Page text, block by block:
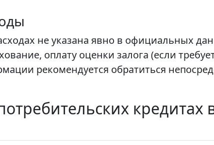
не указана явно в официальных
оплату оценки залога (если
рекомендуется обратиться
кредитах